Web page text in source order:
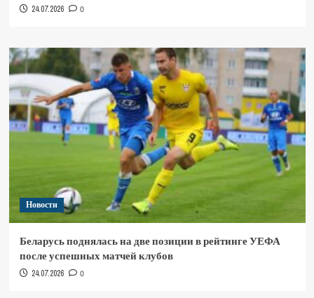
24.07.2026 0
Новости
Беларусь поднялась на две позиции в рейтинге УЕФА
после успешных матчей клубов
24.07.2026 0